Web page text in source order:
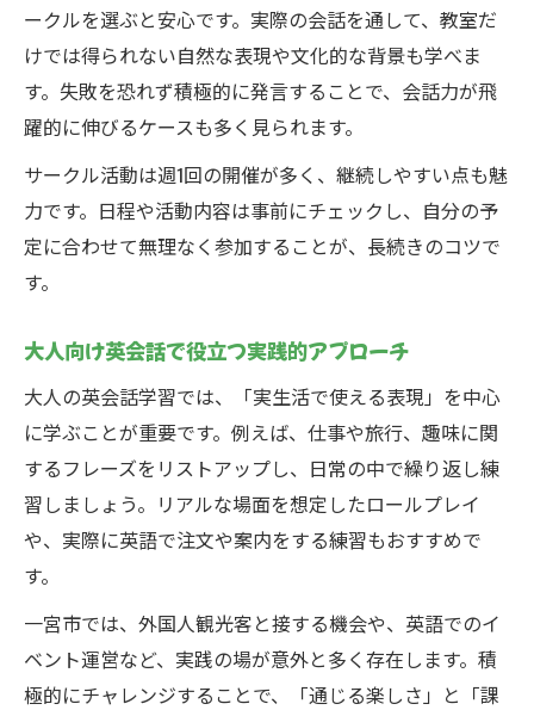
ークルを選ぶと安心です。実際の会話を通して、教室だ
けでは得られない自然な表現や文化的な背景も学べま
す。失敗を恐れず積極的に発言することで、会話力が飛
躍的に伸びるケースも多く見られます。
サークル活動は週1回の開催が多く、継続しやすい点も魅
力です。日程や活動内容は事前にチェックし、自分の予
定に合わせて無理なく参加することが、長続きのコツで
す。
大人向け英会話で役立つ実践的アプローチ
大人の英会話学習では、「実生活で使える表現」を中心
に学ぶことが重要です。例えば、仕事や旅行、趣味に関
するフレーズをリストアップし、日常の中で繰り返し練
習しましょう。リアルな場面を想定したロールプレイ
や、実際に英語で注文や案内をする練習もおすすめで
す。
一宮市では、外国人観光客と接する機会や、英語でのイ
ベント運営など、実践の場が意外と多く存在します。積
極的にチャレンジすることで、「通じる楽しさ」と「課